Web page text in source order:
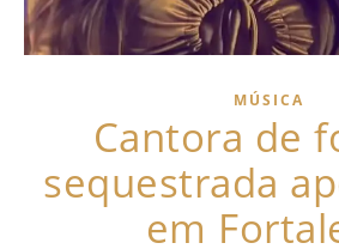
MÚSICA
Cantora de
sequestrada
em